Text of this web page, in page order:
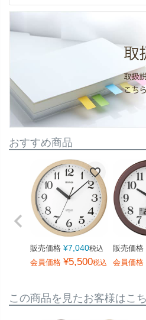
おすすめ商品
販売価格 ¥7,040税込
会員価格 ¥5,500税込
販売価格
会員価格
この商品を見たお客様はこ